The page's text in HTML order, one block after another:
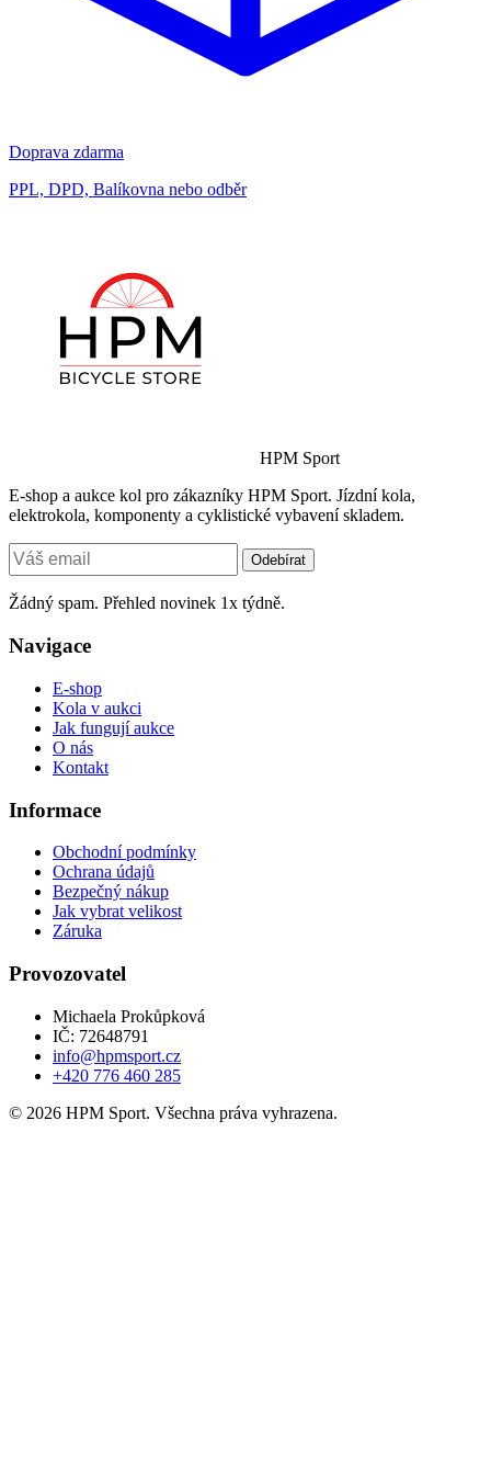
Doprava zdarma
PPL, DPD, Balíkovna nebo odběr
HPM Sport
E-shop a aukce kol pro zákazníky HPM Sport. Jízdní kola,
elektrokola, komponenty a cyklistické vybavení skladem.
Odebírat
Žádný spam. Přehled novinek 1x týdně.
Navigace
E-shop
Kola v aukci
Jak fungují aukce
O nás
Kontakt
Informace
Obchodní podmínky
Ochrana údajů
Bezpečný nákup
Jak vybrat velikost
Záruka
Provozovatel
Michaela Prokůpková
IČ: 72648791
info@hpmsport.cz
+420 776 460 285
© 2026 HPM Sport. Všechna práva vyhrazena.